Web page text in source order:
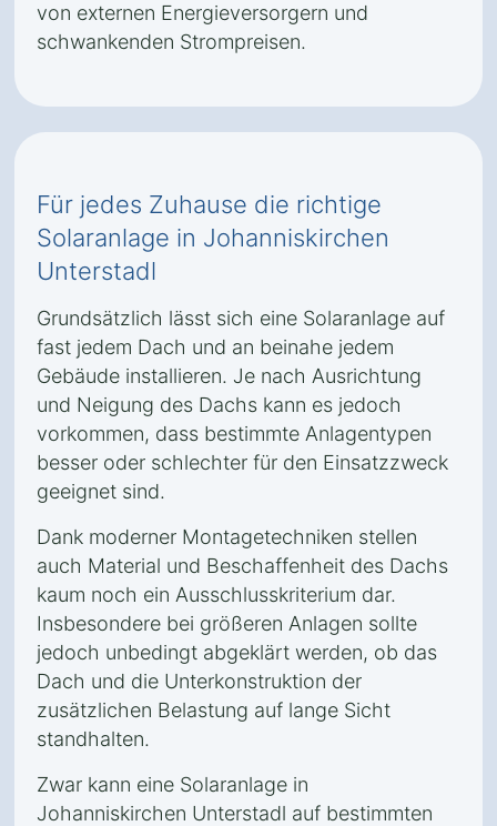
von externen Energieversorgern und
schwankenden Strompreisen.
Für jedes Zuhause die richtige
Solaranlage in Johanniskirchen
Unterstadl
Grundsätzlich lässt sich eine Solaranlage auf
fast jedem Dach und an beinahe jedem
Gebäude installieren. Je nach Ausrichtung
und Neigung des Dachs kann es jedoch
vorkommen, dass bestimmte Anlagentypen
besser oder schlechter für den Einsatzzweck
geeignet sind.
Dank moderner Montagetechniken stellen
auch Material und Beschaffenheit des Dachs
kaum noch ein Ausschlusskriterium dar.
Insbesondere bei größeren Anlagen sollte
jedoch unbedingt abgeklärt werden, ob das
Dach und die Unterkonstruktion der
zusätzlichen Belastung auf lange Sicht
standhalten.
Zwar kann eine Solaranlage in
Johanniskirchen Unterstadl auf bestimmten